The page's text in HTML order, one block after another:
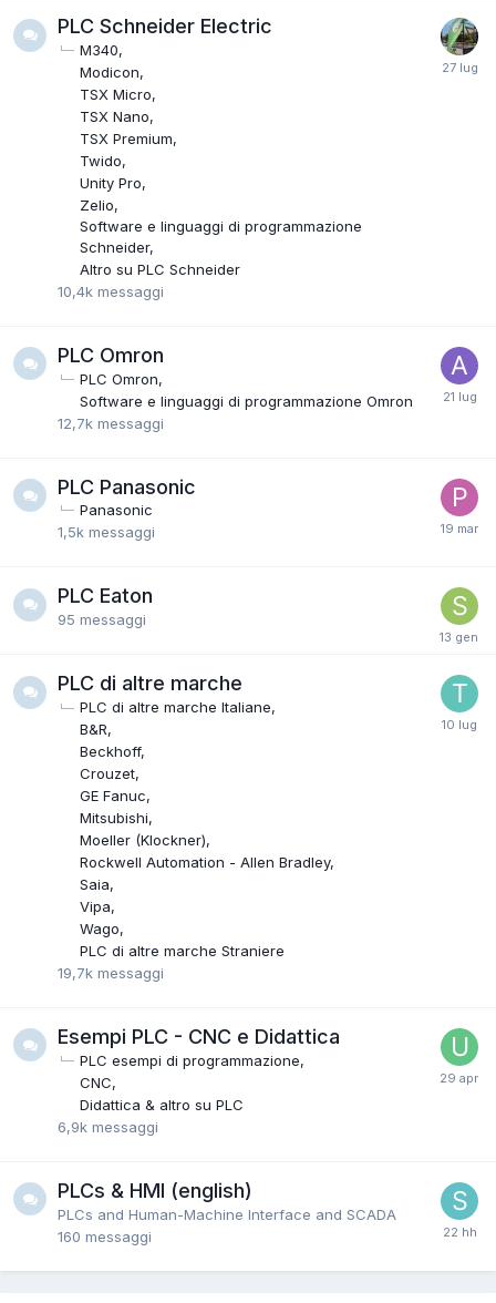
PLC Schneider Electric
M340
Modicon
TSX Micro
TSX Nano
TSX Premium
Twido
Unity Pro
Zelio
Software e linguaggi di programmazione
Schneider
Altro su PLC Schneider
10,4k messaggi
PLC Omron
PLC Omron
Software e linguaggi di programmazione Omron
12,7k messaggi
PLC Panasonic
Panasonic
1,5k messaggi
PLC Eaton
95 messaggi
PLC di altre marche
PLC di altre marche Italiane
B&R
Beckhoff
Crouzet
GE Fanuc
Mitsubishi
Moeller (Klockner)
Rockwell Automation - Allen Bradley
Saia
Vipa
Wago
PLC di altre marche Straniere
19,7k messaggi
Esempi PLC - CNC e Didattica
PLC esempi di programmazione
CNC
Didattica & altro su PLC
6,9k messaggi
PLCs & HMI (english)
PLCs and Human-Machine Interface and SCADA
160 messaggi